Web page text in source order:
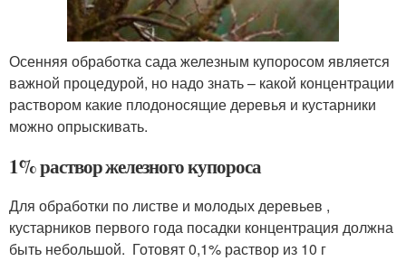
Осенняя обработка сада железным купоросом является
важной процедурой, но надо знать – какой концентрации
раствором какие плодоносящие деревья и кустарники
можно опрыскивать.
1% раствор железного купороса
Для обработки по листве и молодых деревьев ,
кустарников первого года посадки концентрация должна
быть небольшой. Готовят 0,1% раствор из 10 г